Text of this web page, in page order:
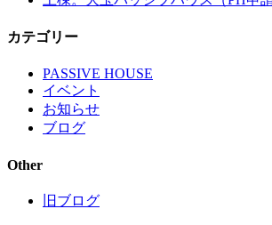
カテゴリー
PASSIVE HOUSE
イベント
お知らせ
ブログ
Other
旧ブログ